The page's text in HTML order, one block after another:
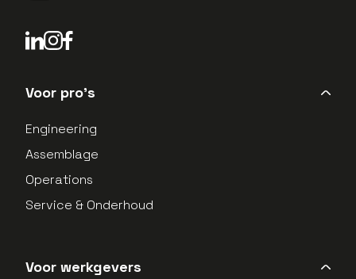
Voor pro's
Engineering
Assemblage
Operations
Service & Onderhoud
Voor werkgevers